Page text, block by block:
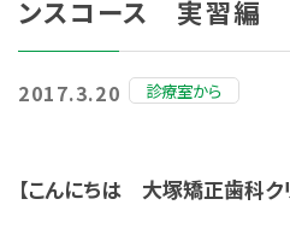
ンスコース 実習編
2017.3.20 診療室から
【こんにちは 大塚矯正歯科